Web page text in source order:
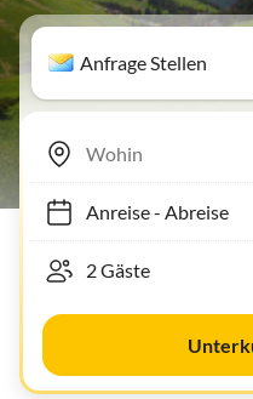
Anfrage Stellen
Anreise- Abreise